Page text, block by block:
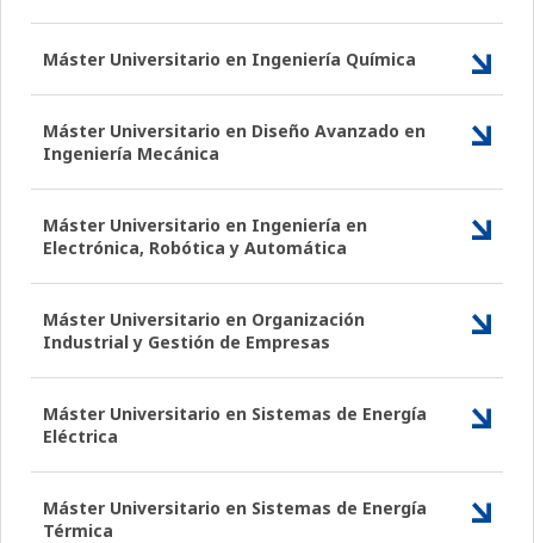
Máster Universitario en Ingeniería Química
Máster Universitario en Diseño Avanzado en
Ingeniería Mecánica
Máster Universitario en Ingeniería en
Electrónica, Robótica y Automática
Máster Universitario en Organización
Industrial y Gestión de Empresas
Máster Universitario en Sistemas de Energía
Eléctrica
Máster Universitario en Sistemas de Energía
Térmica